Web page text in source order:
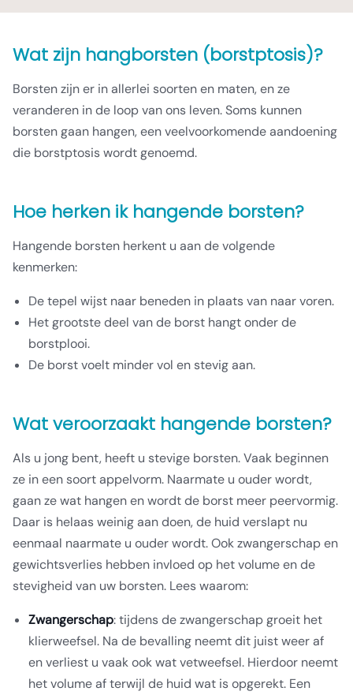
Wat zijn hangborsten (borstptosis)?
Borsten zijn er in allerlei soorten en maten, en ze
veranderen in de loop van ons leven. Soms kunnen
borsten gaan hangen, een veelvoorkomende aandoening
die borstptosis wordt genoemd.
Hoe herken ik hangende borsten?
Hangende borsten herkent u aan de volgende
kenmerken:
De tepel wijst naar beneden in plaats van naar voren.
Het grootste deel van de borst hangt onder de
borstplooi.
De borst voelt minder vol en stevig aan.
Wat veroorzaakt hangende borsten?
Als u jong bent, heeft u stevige borsten. Vaak beginnen
ze in een soort appelvorm. Naarmate u ouder wordt,
gaan ze wat hangen en wordt de borst meer peervormig.
Daar is helaas weinig aan doen, de huid verslapt nu
eenmaal naarmate u ouder wordt. Ook zwangerschap en
gewichtsverlies hebben invloed op het volume en de
stevigheid van uw borsten. Lees waarom:
Zwangerschap: tijdens de zwangerschap groeit het
klierweefsel. Na de bevalling neemt dit juist weer af
en verliest u vaak ook wat vetweefsel. Hierdoor neemt
het volume af terwijl de huid wat is opgerekt. Een